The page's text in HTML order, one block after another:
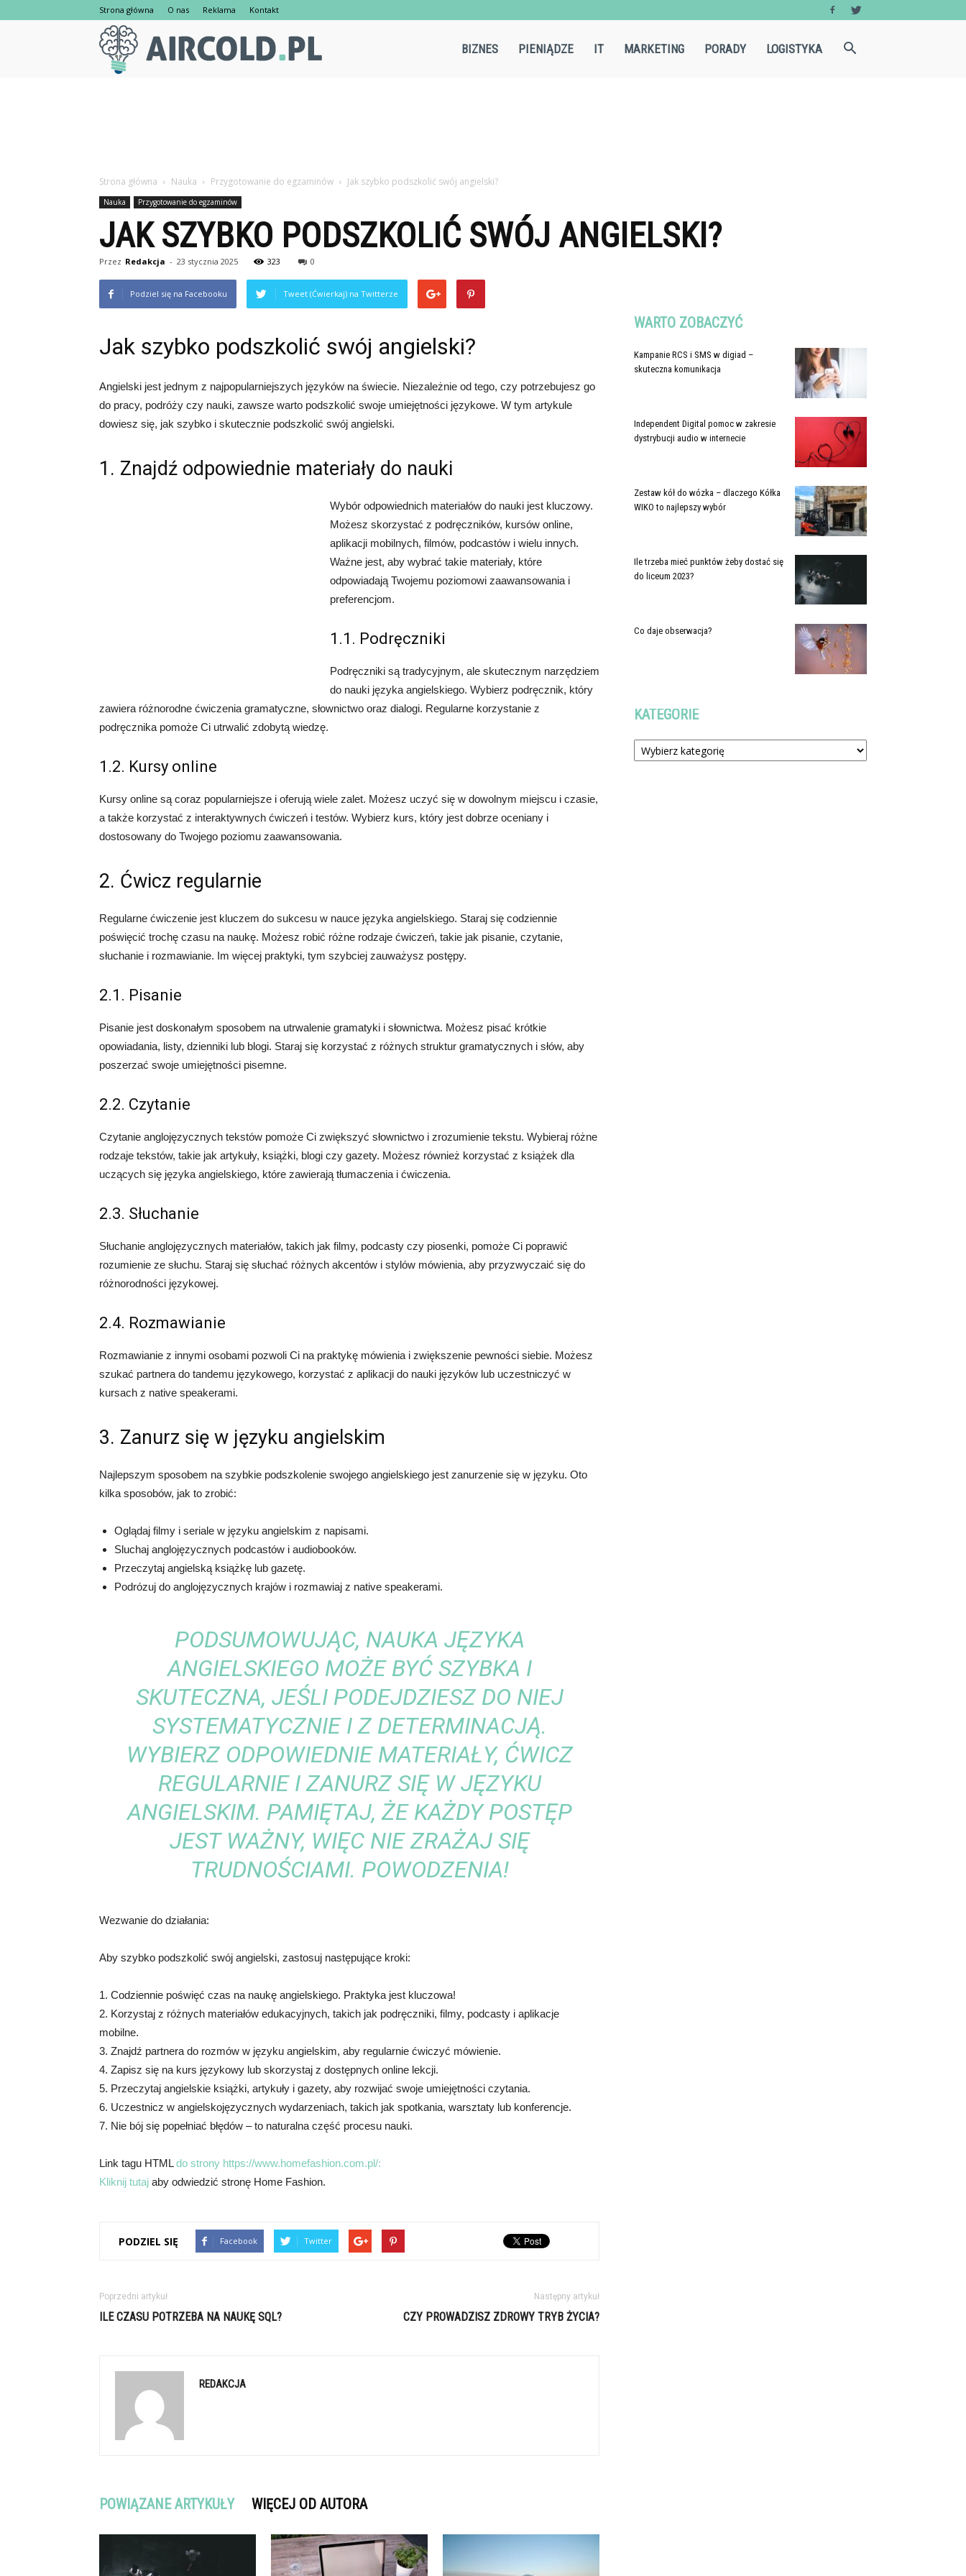
Strona główna O nas Reklama Kontakt
BIZNES PIENIĄDZE IT MARKETING PORADY LOGISTYKA
Strona główna Nauka Przygotowanie do egzaminów Jak szybko podszkolić swój angielski?
Nauka Przygotowanie do egzaminów
JAK SZYBKO PODSZKOLIĆ SWÓJ ANGIELSKI?
Przez Redakcja - 23 stycznia 2025 323 0
Podziel się na Facebooku Tweet (Ćwierkaj) na Twitterze
Jak szybko podszkolić swój angielski?
Angielski jest jednym z najpopularniejszych języków na świecie. Niezależnie od tego, czy potrzebujesz go
do pracy, podróży czy nauki, zawsze warto podszkolić swoje umiejętności językowe. W tym artykule
dowiesz się, jak szybko i skutecznie podszkolić swój angielski.
1. Znajdź odpowiednie materiały do nauki
Wybór odpowiednich materiałów do nauki jest kluczowy.
Możesz skorzystać z podręczników, kursów online,
aplikacji mobilnych, filmów, podcastów i wielu innych.
Ważne jest, aby wybrać takie materiały, które
odpowiadają Twojemu poziomowi zaawansowania i
preferencjom.
1.1. Podręczniki
Podręczniki są tradycyjnym, ale skutecznym narzędziem
do nauki języka angielskiego. Wybierz podręcznik, który
zawiera różnorodne ćwiczenia gramatyczne, słownictwo oraz dialogi. Regularne korzystanie z
podręcznika pomoże Ci utrwalić zdobytą wiedzę.
1.2. Kursy online
Kursy online są coraz popularniejsze i oferują wiele zalet. Możesz uczyć się w dowolnym miejscu i czasie,
a także korzystać z interaktywnych ćwiczeń i testów. Wybierz kurs, który jest dobrze oceniany i
dostosowany do Twojego poziomu zaawansowania.
2. Ćwicz regularnie
Regularne ćwiczenie jest kluczem do sukcesu w nauce języka angielskiego. Staraj się codziennie
poświęcić trochę czasu na naukę. Możesz robić różne rodzaje ćwiczeń, takie jak pisanie, czytanie,
słuchanie i rozmawianie. Im więcej praktyki, tym szybciej zauważysz postępy.
2.1. Pisanie
Pisanie jest doskonałym sposobem na utrwalenie gramatyki i słownictwa. Możesz pisać krótkie
opowiadania, listy, dzienniki lub blogi. Staraj się korzystać z różnych struktur gramatycznych i słów, aby
poszerzać swoje umiejętności pisemne.
2.2. Czytanie
Czytanie anglojęzycznych tekstów pomoże Ci zwiększyć słownictwo i zrozumienie tekstu. Wybieraj różne
rodzaje tekstów, takie jak artykuły, książki, blogi czy gazety. Możesz również korzystać z książek dla
uczących się języka angielskiego, które zawierają tłumaczenia i ćwiczenia.
2.3. Słuchanie
Słuchanie anglojęzycznych materiałów, takich jak filmy, podcasty czy piosenki, pomoże Ci poprawić
rozumienie ze słuchu. Staraj się słuchać różnych akcentów i stylów mówienia, aby przyzwyczaić się do
różnorodności językowej.
2.4. Rozmawianie
Rozmawianie z innymi osobami pozwoli Ci na praktykę mówienia i zwiększenie pewności siebie. Możesz
szukać partnera do tandemu językowego, korzystać z aplikacji do nauki języków lub uczestniczyć w
kursach z native speakerami.
3. Zanurz się w języku angielskim
Najlepszym sposobem na szybkie podszkolenie swojego angielskiego jest zanurzenie się w języku. Oto
kilka sposobów, jak to zrobić:
Oglądaj filmy i seriale w języku angielskim z napisami.
Sluchaj anglojęzycznych podcastów i audiobooków.
Przeczytaj angielską książkę lub gazetę.
Podrózuj do anglojęzycznych krajów i rozmawiaj z native speakerami.
PODSUMOWUJĄC, NAUKA JĘZYKA
ANGIELSKIEGO MOŻE BYĆ SZYBKA I
SKUTECZNA, JEŚLI PODEJDZIESZ DO NIEJ
SYSTEMATYCZNIE I Z DETERMINACJĄ.
WYBIERZ ODPOWIEDNIE MATERIAŁY, ĆWICZ
REGULARNIE I ZANURZ SIĘ W JĘZYKU
ANGIELSKIM. PAMIĘTAJ, ŻE KAŻDY POSTĘP
JEST WAŻNY, WIĘC NIE ZRAŻAJ SIĘ
TRUDNOŚCIAMI. POWODZENIA!
Wezwanie do działania:
Aby szybko podszkolić swój angielski, zastosuj następujące kroki:
1. Codziennie poświęć czas na naukę angielskiego. Praktyka jest kluczowa!
2. Korzystaj z różnych materiałów edukacyjnych, takich jak podręczniki, filmy, podcasty i aplikacje
mobilne.
3. Znajdź partnera do rozmów w języku angielskim, aby regularnie ćwiczyć mówienie.
4. Zapisz się na kurs językowy lub skorzystaj z dostępnych online lekcji.
5. Przeczytaj angielskie książki, artykuły i gazety, aby rozwijać swoje umiejętności czytania.
6. Uczestnicz w angielskojęzycznych wydarzeniach, takich jak spotkania, warsztaty lub konferencje.
7. Nie bój się popełniać błędów – to naturalna część procesu nauki.
Link tagu HTMLdo strony https://www.homefashion.com.pl/:
Kliknij tutaj aby odwiedzić stronę Home Fashion.
PODZIEL SIĘ Facebook Twitter
Poprzedni artykuł
ILE CZASU POTRZEBA NA NAUKĘ SQL?
Następny artykuł
CZY PROWADZISZ ZDROWY TRYB ŻYCIA?
REDAKCJA
POWIĄZANE ARTYKUŁY WIĘCEJ OD AUTORA
WARTO ZOBACZYĆ
Kampanie RCS i SMS w digiad –
skuteczna komunikacja
Independent Digital pomoc w zakresie
dystrybucji audio w internecie
Zestaw kół do wózka – dlaczego Kółka
WIKO to najlepszy wybór
Ile trzeba mieć punktów żeby dostać się
do liceum 2023?
Co daje obserwacja?
KATEGORIE
Kategorie